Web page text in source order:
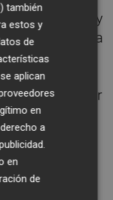
de la venta y
fotovoltaico. La
de
satisfacer
que no
desean
también
estos y
de
aplican
en
a
en
de